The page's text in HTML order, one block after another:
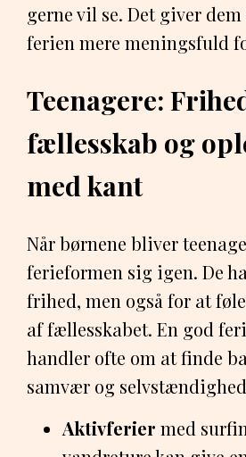
gerne vil se. Det giver
ferien mere meningsfuld
Teenagere:
fællesskab og
med kant
Når børnene bliver
ferieformen sig igen. De
frihed, men også for at
af fællesskabet. En god
handler ofte om at finde
samvær og
Aktivferier med